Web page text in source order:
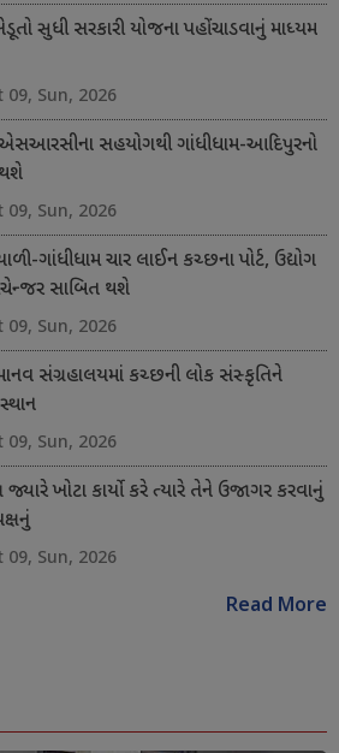
સુધી સરકારી યોજના પહોંચાડવાનું માધ્યમ
09, Sun, 2026
સહયોગથી ગાંધીધામ-આદિપુરનો
09, Sun, 2026
ગાંધીધામ ચાર લાઈન કચ્છના પોર્ટ, ઉદ્યોગ
સાબિત થશે
09, Sun, 2026
માનવ સંગ્રહાલયમાં કચ્છની લોક સંસ્કૃતિને
09, Sun, 2026
જ્યારે ખોટા કાર્યો કરે ત્યારે તેને ઉજાગર કરવાનું
09, Sun, 2026
Read More